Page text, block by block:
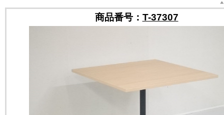
商品番号： T-37307